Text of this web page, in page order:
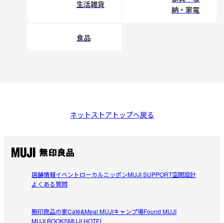
生活雑貨
納・家電
食品
ネットストアトップへ戻る
店舗情報イベントローカルニッポンMUJI SUPPORT空間設計
よくある質問
無印良品の家Café&Meal MUJIキャンプ場Found MUJI
MUJI BOOKSMUJI HOTEL